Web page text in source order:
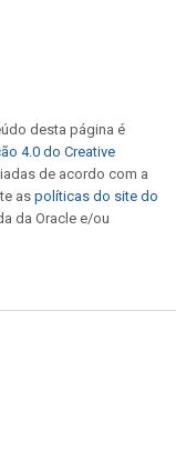
desta página é
4.0 do Creative
de acordo com a
aspolíticas do site do
da Oracle e/ou